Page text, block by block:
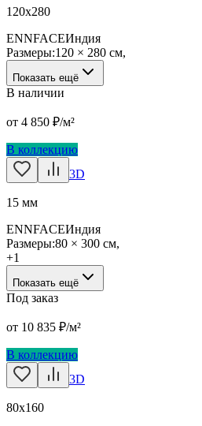
120х280
ENNFACEИндия
Размеры:120 × 280 см,
Показать ещё
В наличии
от 4 850 ₽/м²
В коллекцию
3D
15 мм
ENNFACEИндия
Размеры:80 × 300 см,
+1
Показать ещё
Под заказ
от 10 835 ₽/м²
В коллекцию
3D
80х160